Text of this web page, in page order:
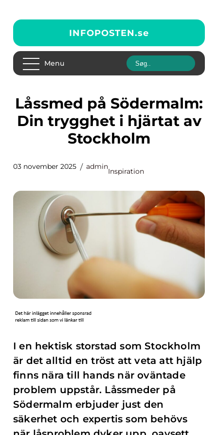
INFOPOSTEN.se
Menu
Låssmed på Södermalm:
Din trygghet i hjärtat av
Stockholm
03 november 2025 admin
Inspiration
I en hektisk storstad som Stockholm
är det alltid en tröst att veta att hjälp
finns nära till hands när oväntade
problem uppstår. Låssmeder på
Södermalm erbjuder just den
säkerhet och expertis som behövs